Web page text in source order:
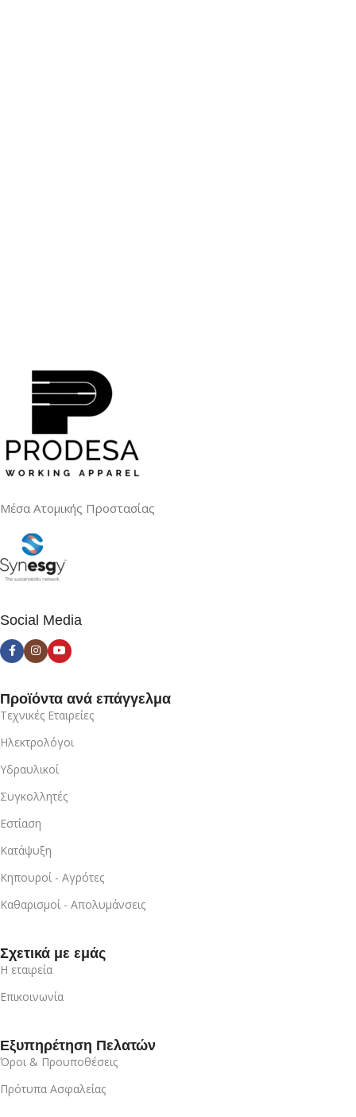
Μέσα Ατομικής Προστασίας
Social Media
Προϊόντα ανά επάγγελμα
Τεχνικές Εταιρείες
Ηλεκτρολόγοι
Υδραυλικοί
Συγκολλητές
Εστίαση
Κατάψυξη
Κηπουροί - Αγρότες
Καθαρισμοί - Απολυμάνσεις
Σχετικά με εμάς
Η εταιρεία
Επικοινωνία
Εξυπηρέτηση Πελατών
Όροι & Προυποθέσεις
Πρότυπα Ασφαλείας